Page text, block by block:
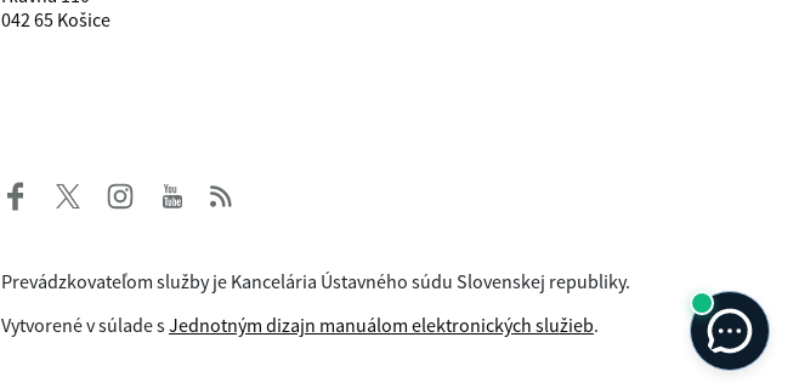
042 65 Košice
Prevádzkovateľom služby je Kancelária Ústavného súdu Slovenskej republiky.
Vytvorené v súlade sJednotným dizajn manuálom elektronických služieb.